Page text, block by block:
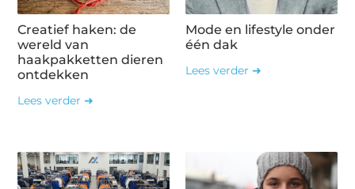
Creatief haken: de
wereld van
haakpakketten dieren
ontdekken
Lees verder ➜
Mode en lifestyle onder
één dak
Lees verder ➜